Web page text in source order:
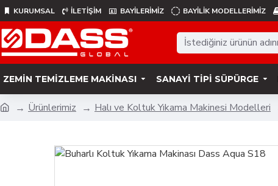
KURUMSAL İLETİŞİM BAYİLERİMİZ BAYILIK MODELLERIMIZ
ZEMIN TEMIZLEME MAKINASI SANAYI TIPI SÜPÜRGE
Ürünlerimiz Halı ve Koltuk Yıkama Makinesi Modelleri